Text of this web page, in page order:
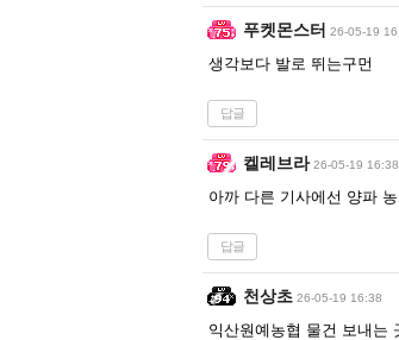
푸켓몬스터 26-05-19
생각보다 발로 뛰는구먼
답글
켈레브라 26-05-19 16:38
아까 다른 기사에선 양파
답글
천상초 26-05-19 16:38
익산원예농협 물건 보내는